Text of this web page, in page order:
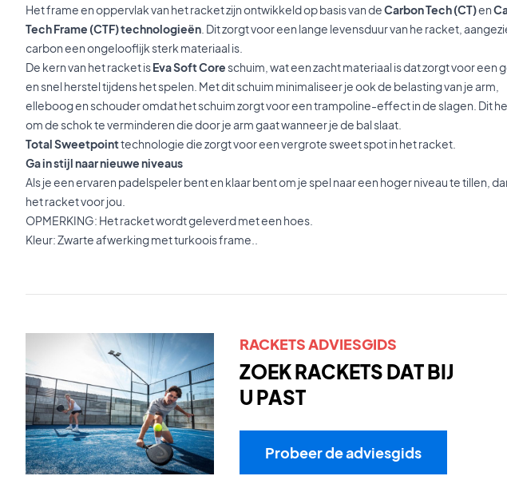
Het frame en oppervlak van het racket zijn ontwikkeld op basis van deCarbon Tech (CT)en
Tech Frame (CTF) technologieën . Dit zorgt voor een lange levensduur van he racket,
carbon een ongelooflijk sterk materiaal is.
De kern van het racket isEva Soft Core schuim, wat een zacht materiaal is dat zorgt voor een
en snel herstel tijdens het spelen. Met dit schuim minimaliseer je ook de belasting van je arm,
elleboog en schouder omdat het schuim zorgt voor een trampoline-effect in de slagen. Dit
om de schok te verminderen die door je arm gaat wanneer je de bal slaat.
Total Sweetpointtechnologie die zorgt voor een vergrote sweet spot in het racket.
Ga in stijl naar nieuwe niveaus
Als je een ervaren padelspeler bent en klaar bent om je spel naar een hoger niveau te tillen,
het racket voor jou.
OPMERKING: Het racket wordt geleverd met een hoes.
Kleur: Zwarte afwerking met turkoois frame..
RACKETS ADVIESGIDS
ZOEK RACKETS DAT BIJ
U PAST
Probeer de adviesgids